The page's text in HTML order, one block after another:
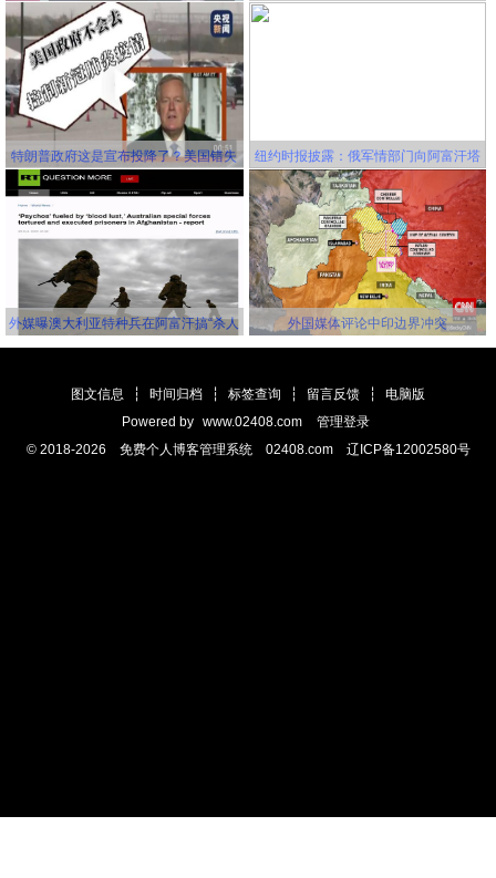
国将成为世界第一大经济体
特朗普政府这是宣布投降了？美国错失
延缓新冠病毒传播的机会，并且还要一
错再错！
纽约时报披露：俄军情部门向阿富汗塔
利班关联组织秘密提供赏金，鼓励他们
击杀美军
外媒曝澳大利亚特种兵在阿富汗搞“杀人
外国媒体评论中印边界冲突
图文信息 ┆ 时间归档 ┆ 标签查询 ┆ 留言反馈 ┆
电脑版
Powered by www.02408.com
管理登录
© 2018-2026 免费个人博客管理系统 02408.com 辽ICP备12002580号